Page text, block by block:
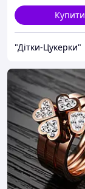
Купити
"Дітки-Цукерки"